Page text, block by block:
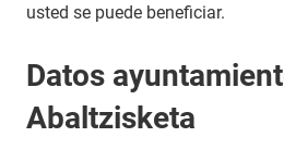
usted se puede beneficiar.
Datos
Abaltzisketa